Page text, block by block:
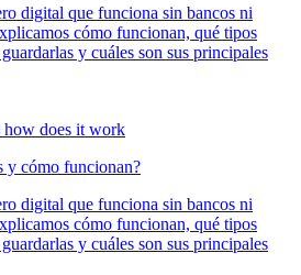
digital que funciona sin bancos ni
cómo funcionan, qué tipos
y cuáles son sus principales
y cómo funcionan?
digital que funciona sin bancos ni
cómo funcionan, qué tipos
y cuáles son sus principales